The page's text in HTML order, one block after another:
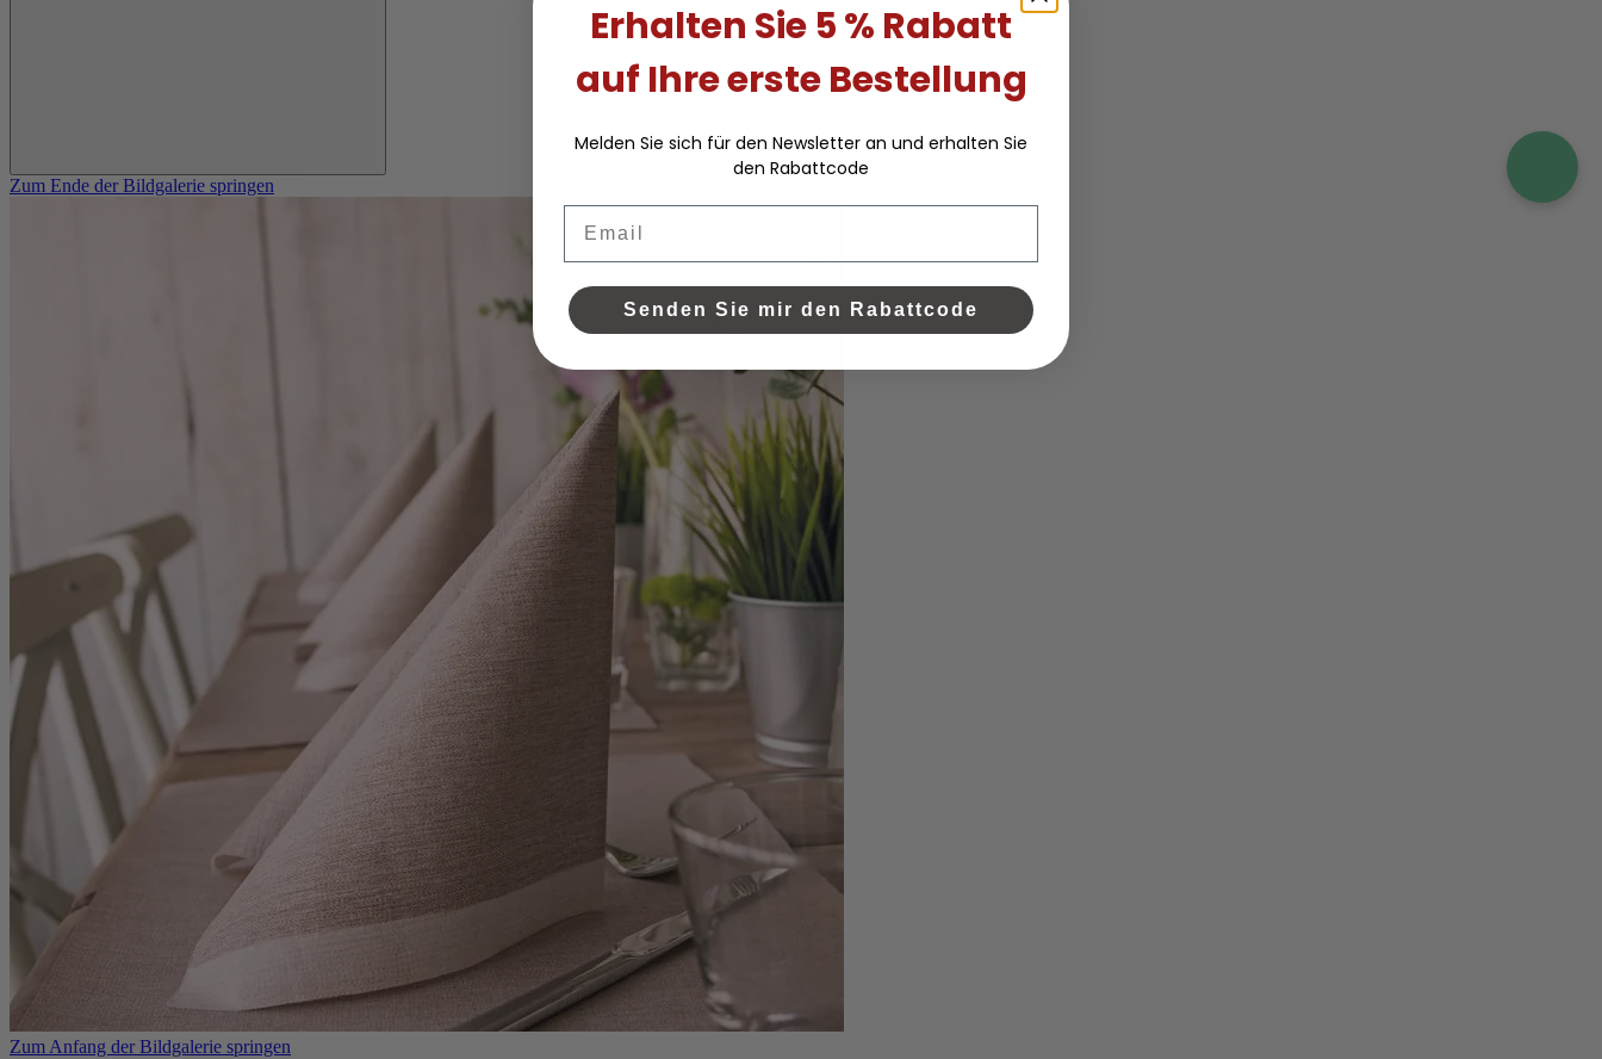
Zum Ende der Bildgalerie springen
Zum Anfang der Bildgalerie springen
Erhalten Sie 5 % Rabatt
auf Ihre erste Bestellung
Melden Sie sich für den Newsletter an und erhalten Sie
den Rabattcode
Senden Sie mir den Rabattcode